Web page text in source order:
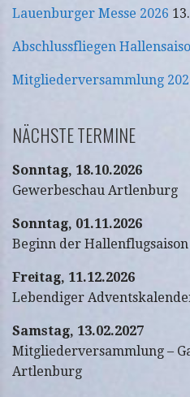
Lauenburger Messe 2026
Abschlussfliegen
Mitgliederversammlung
NÄCHSTE TERMINE
Sonntag, 18.10.2026
Gewerbeschau Artlenburg
Sonntag, 01.11.2026
Beginn der Hallenflugsaison
Freitag, 11.12.2026
Lebendiger
Samstag, 13.02.2027
Mitgliederversammlung –
Artlenburg